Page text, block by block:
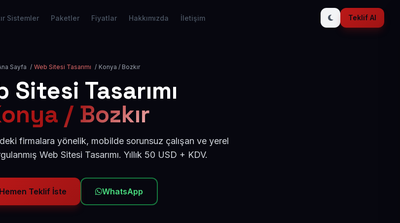
Sistemler Paketler Fiyatlar Hakkımızda İletişim Teklif Al
Sayfa / Web Sitesi Tasarımı / Konya / Bozkır
Sitesi Tasarımı
/ Bozkır
firmalara yönelik, mobilde sorunsuz çalışan ve yerel
Web Sitesi Tasarımı. Yıllık 50 USD + KDV.
Hemen Teklif İste WhatsApp